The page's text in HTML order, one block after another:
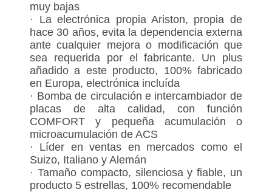
muy bajas
· La electrónica propia Ariston, propia de
hace 30 años, evita la dependencia externa
ante cualquier mejora o modificación que
sea requerida por el fabricante. Un plus
añadido a este producto, 100% fabricado
en Europa, electrónica incluída
· Bomba de circulación e intercambiador de
placas de alta calidad, con función
COMFORT y pequeña acumulación o
microacumulación de ACS
· Líder en ventas en mercados como el
Suizo, Italiano y Alemán
· Tamaño compacto, silenciosa y fiable, un
producto 5 estrellas, 100% recomendable